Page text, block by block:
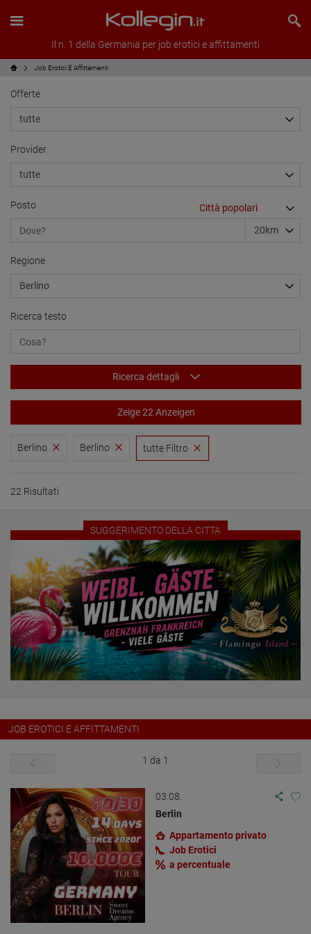
Il n. 1 della Germania per job erotici e affittamenti
Job Erotici E Affittamenti
Offerte
Provider
Posto
Regione
Ricerca testo
Ricerca dettagli
Zeige 22 Anzeigen
Berlino Berlino tutte Filtro
22 Risultati
SUGGERIMENTO DELLA CITTA
JOB EROTICI E AFFITTAMENTI
1 da 1
03.08.
Berlin
Appartamento privato
Job Erotici
a percentuale